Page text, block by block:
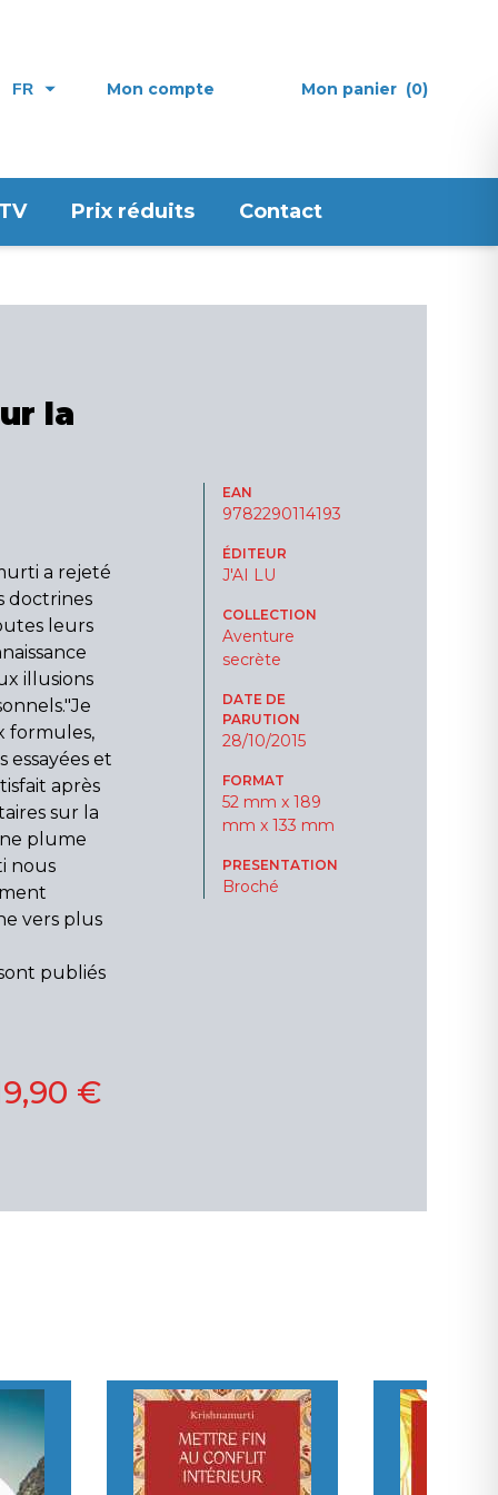
FR Mon compte Mon panier (0)
Prix réduits Contact
la
a rejeté
doctrines
leurs
illusions
formules,
essayées et
après
sur la
plume
nous
vers plus
publiés
EAN
9782290114193
ÉDITEUR
J'AI LU
COLLECTION
Aventure
secrète
DATE DE
PARUTION
28/10/2015
FORMAT
52 mm x 189
mm x 133 mm
PRESENTATION
Broché
€